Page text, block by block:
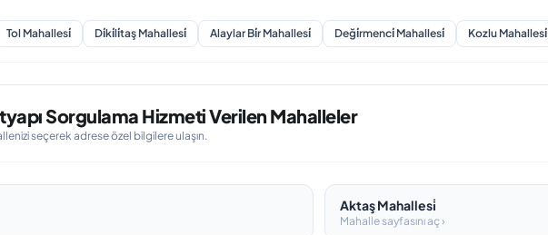
Tol Mahallesi̇ Di̇ki̇li̇taş Mahallesi̇ Alaylar Bi̇r Mahallesi̇ Deği̇rmenci̇ Mahallesi̇ Kozlu Mahallesi̇
Sorgulama Hizmeti Verilen Mahalleler
seçerek adrese özel bilgilere ulaşın.
Aktaş Mahallesi̇
Mahalle sayfasını aç ›